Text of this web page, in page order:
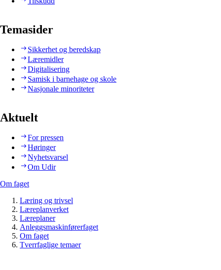
Temasider
Sikkerhet og beredskap
Læremidler
Digitalisering
Samisk i barnehage og skole
Nasjonale minoriteter
Aktuelt
For pressen
Høringer
Nyhetsvarsel
Om Udir
Om faget
Læring og trivsel
Læreplanverket
Læreplaner
Anleggsmaskinførerfaget
Om faget
Tverrfaglige temaer